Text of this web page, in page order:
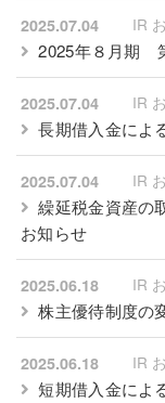
2025.07.04 IR
2025年８月期
2025.07.04 IR
長期借入金によ
2025.07.04 IR
繰延税金資産の
お知らせ
2025.06.18 IR
株主優待制度の
2025.06.18 IR
短期借入金によ